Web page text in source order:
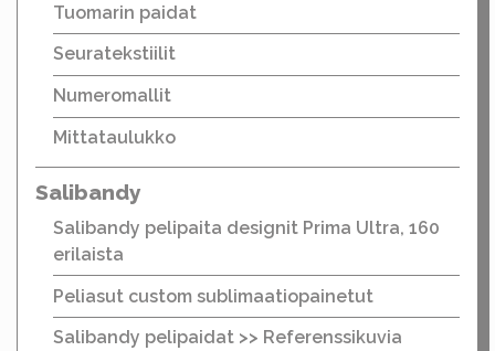
Tuomarin paidat
Seuratekstiilit
Numeromallit
Mittataulukko
Salibandy
Salibandy pelipaita designit Prima Ultra, 160
erilaista
Peliasut custom sublimaatiopainetut
Salibandy pelipaidat >> Referenssikuvia